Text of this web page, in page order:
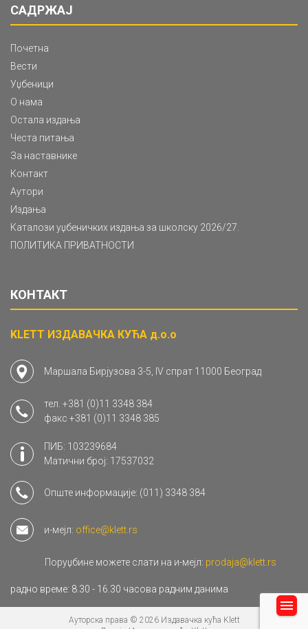
САДРЖАЈ
Почетна
Вести
Уџбеници
О нама
Остала издања
Честа питања
За наставнике
Контакт
Аутори
Издања
Каталози уџбеничких издања за школску 2026/27.
ПОЛИТИКА ПРИВАТНОСТИ
КОНТАКТ
KLETT ИЗДАВАЧКА КУЋА д.о.о
Маршала Бирјузова 3-5, IV спрат 11000 Београд
тел. +381 (0)11 3348 384
факс +381 (0)11 3348 385
ПИБ: 103239684
Матични број: 17537032
Опште информације: (011) 3348 384
и-мејл: office@klett.rs
Поруџбине можете слати на и-мејл: prodaja@klett.rs
радно време: 8.30 - 16.30 часова радним данима
Ауторска права © 2026 Издавачка кућа Klett